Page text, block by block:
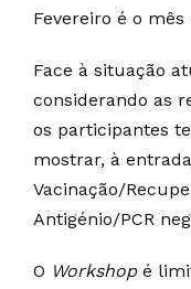
Fevereiro é o
Face à situação
considerando as
os participantes
mostrar, à
Vacinação/
Antigénio/PCR
O Workshop é